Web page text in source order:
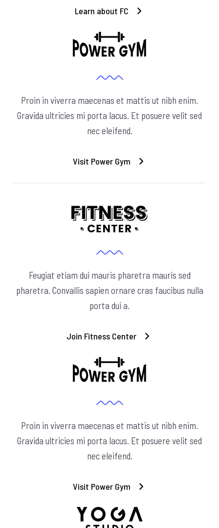
Learn about FC
Proin in viverra maecenas et mattis ut nibh enim.
Gravida ultricies mi porta lacus. Et posuere velit sed
nec eleifend.
Visit Power Gym
Feugiat etiam dui mauris pharetra mauris sed
pharetra. Convallis sapien ornare cras faucibus nulla
porta dui a.
Join Fitness Center
Proin in viverra maecenas et mattis ut nibh enim.
Gravida ultricies mi porta lacus. Et posuere velit sed
nec eleifend.
Visit Power Gym